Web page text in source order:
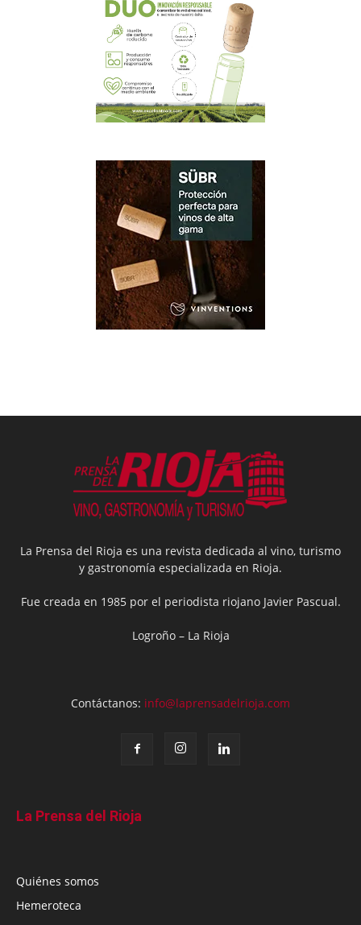
La Prensa del Rioja es una revista dedicada al vino, turismo
y gastronomía especializada en Rioja.
Fue creada en 1985 por el periodista riojano Javier Pascual.
Logroño – La Rioja
Contáctanos: info@laprensadelrioja.com
La Prensa del Rioja
Quiénes somos
Hemeroteca